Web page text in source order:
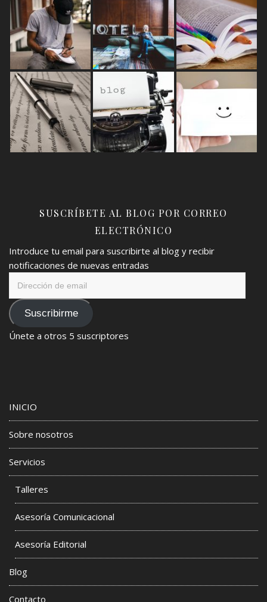
SUSCRÍBETE AL BLOG POR CORREO
ELECTRÓNICO
Introduce tu email para suscribirte al blog y recibir
notificaciones de nuevas entradas
emailSuscribirme
Únete a otros 5 suscriptores
INICIO
Sobre nosotros
Servicios
Talleres
Asesoría Comunicacional
Asesoría Editorial
Blog
Contacto